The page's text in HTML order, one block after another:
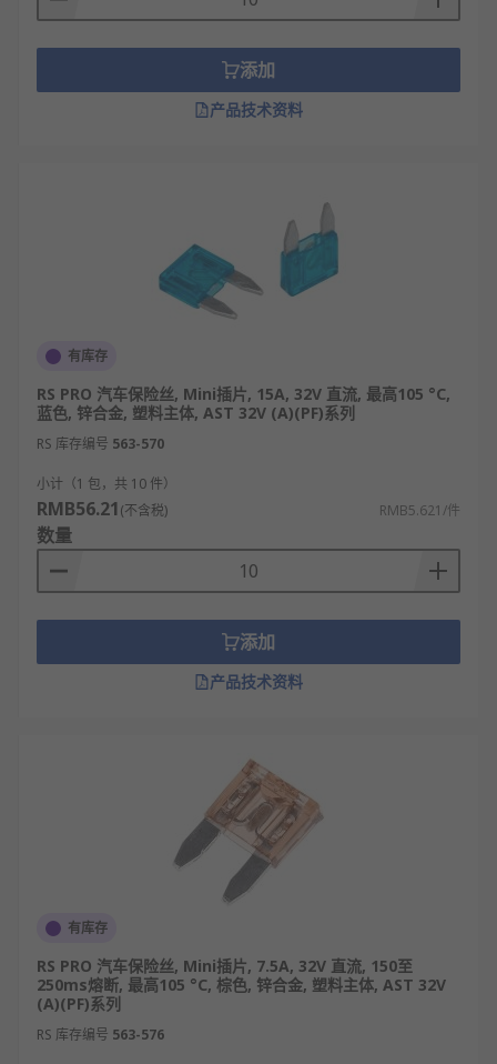
添加
产品技术资料
有库存
RS PRO 汽车保险丝, Mini插片, 15A, 32V 直流, 最高105 °C,
蓝色, 锌合金, 塑料主体, AST 32V (A)(PF)系列
RS 库存编号 563-570
小计（1 包，共 10 件）
RMB56.21(不含税) RMB5.621/件
数量
添加
产品技术资料
有库存
RS PRO 汽车保险丝, Mini插片, 7.5A, 32V 直流, 150至
250ms熔断, 最高105 °C, 棕色, 锌合金, 塑料主体, AST 32V
(A)(PF)系列
RS 库存编号 563-576